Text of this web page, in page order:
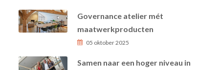
Governance atelier mét
maatwerkproducten
05 oktober 2025
Samen naar een hoger niveau in